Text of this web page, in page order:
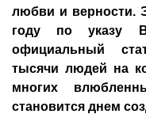
любви и верности.
году по указу
официальный
тысячи людей на
многих
становится днем